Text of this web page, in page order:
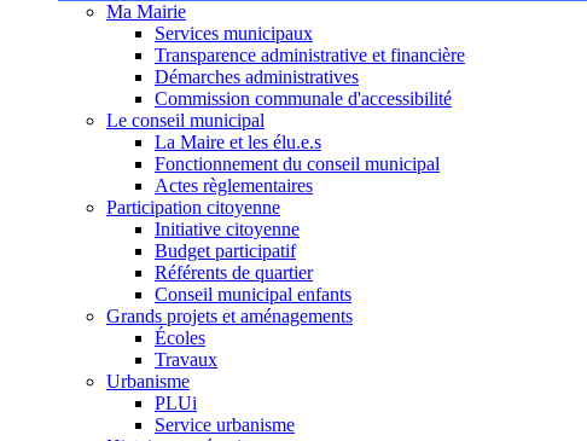
Ma Mairie
Services municipaux
Transparence administrative et financière
Démarches administratives
Commission communale d'accessibilité
Le conseil municipal
La Maire et les élu.e.s
Fonctionnement du conseil municipal
Actes règlementaires
Participation citoyenne
Initiative citoyenne
Budget participatif
Référents de quartier
Conseil municipal enfants
Grands projets et aménagements
Écoles
Travaux
Urbanisme
PLUi
Service urbanisme